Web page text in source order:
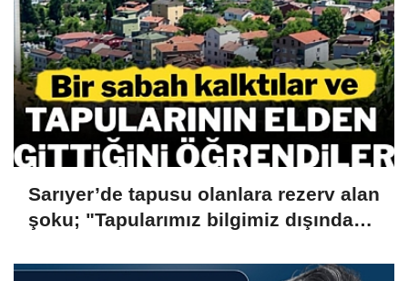
Sarıyer’de tapusu olanlara rezerv alan
şoku; "Tapularımız bilgimiz dışında